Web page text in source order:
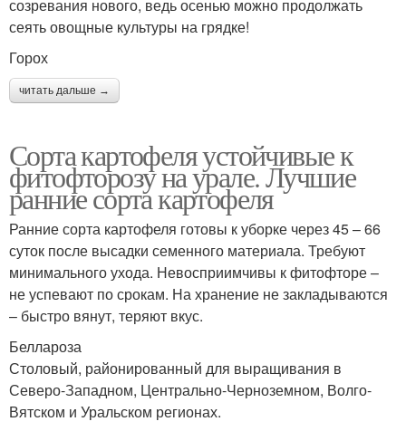
созревания нового, ведь осенью можно продолжать
сеять овощные культуры на грядке!
Горох
читать дальше →
Сорта картофеля устойчивые к
фитофторозу на урале. Лучшие
ранние сорта картофеля
Ранние сорта картофеля готовы к уборке через 45 – 66
суток после высадки семенного материала. Требуют
минимального ухода. Невосприимчивы к фитофторе –
не успевают по срокам. На хранение не закладываются
– быстро вянут, теряют вкус.
Беллароза
Столовый, районированный для выращивания в
Северо-Западном, Центрально-Черноземном, Волго-
Вятском и Уральском регионах.